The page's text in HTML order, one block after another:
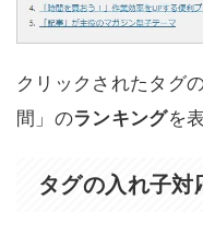
クリックされたタグ
間」のランキングを
タグの入れ子対